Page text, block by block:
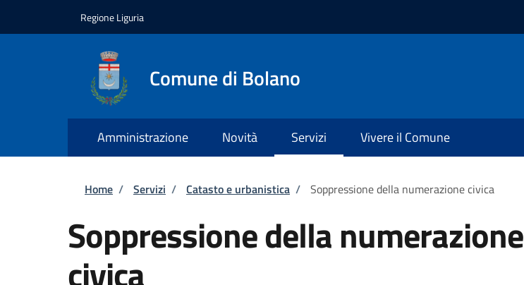
Regione Liguria
Comune di Bolano
Amministrazione Novità Servizi Vivere il Comune
Briciole di pane
Home / Servizi / Catasto e urbanistica / Soppressione della numerazione civica
Soppressione della numerazione